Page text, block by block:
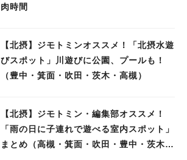
肉時間
【北摂】ジモトミンオススメ！「北摂水遊
びスポット」川遊びに公園、プールも！
（豊中・箕面・吹田・茨木・高槻）
【北摂】ジモトミン・編集部オススメ！
「雨の日に子連れで遊べる室内スポット」
まとめ（高槻・箕面・吹田・豊中・茨木・